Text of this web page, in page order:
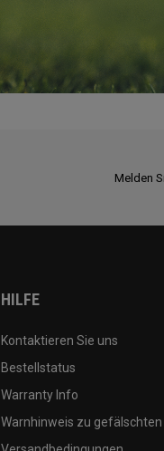
Melden
HILFE
Kontaktieren Sie uns
Bestellstatus
Warranty Info
Warnhinweis zu gefälschten